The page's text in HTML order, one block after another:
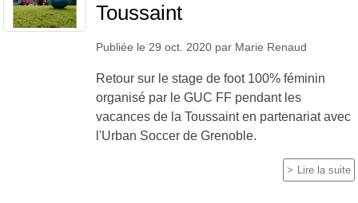
Toussaint
Publiée le 29 oct. 2020 par Marie Renaud
Retour sur le stage de foot 100% féminin
organisé par le GUC FF pendant les
vacances de la Toussaint en partenariat avec
l'Urban Soccer de Grenoble.
Lire la suite